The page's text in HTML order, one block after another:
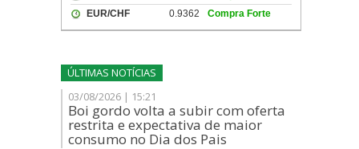
ÚLTIMAS NOTÍCIAS
03/08/2026 | 15:21
Boi gordo volta a subir com oferta
restrita e expectativa de maior
consumo no Dia dos Pais